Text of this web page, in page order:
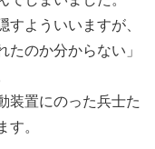
すよういいますが、
たのか分からない」
装置にのった兵士た
す。